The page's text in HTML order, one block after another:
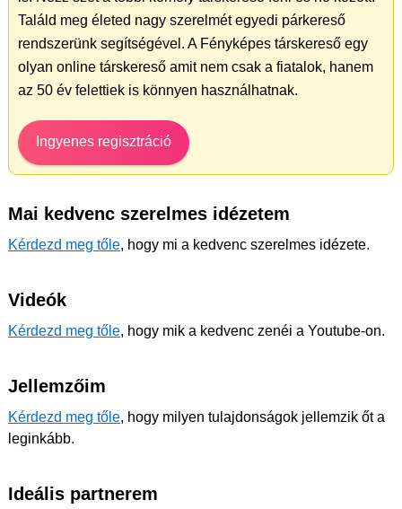
Találd meg életed nagy szerelmét egyedi párkereső
rendszerünk segítségével. A Fényképes társkereső egy
olyan online társkereső amit nem csak a fiatalok, hanem
az 50 év felettiek is könnyen használhatnak.
Ingyenes regisztráció
Mai kedvenc szerelmes idézetem
Kérdezd meg tőle, hogy mi a kedvenc szerelmes idézete.
Videók
Kérdezd meg tőle, hogy mik a kedvenc zenéi a Youtube-on.
Jellemzőim
Kérdezd meg tőle, hogy milyen tulajdonságok jellemzik őt a
leginkább.
Ideális partnerem